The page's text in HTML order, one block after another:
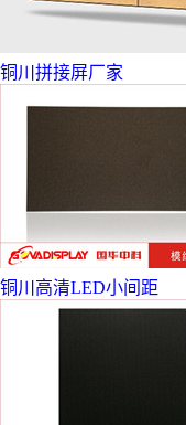
铜川拼接屏厂家
铜川高清LED小间距